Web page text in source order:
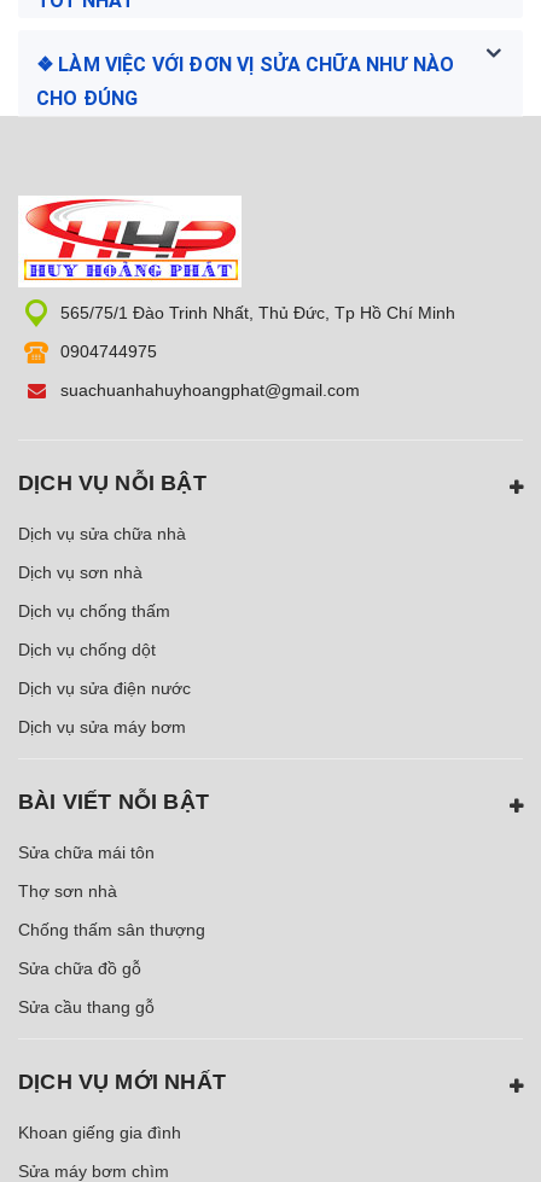
❖ LÀM VIỆC VỚI ĐƠN VỊ SỬA CHỮA NHƯ NÀO
CHO ĐÚNG
565/75/1 Đào Trinh Nhất, Thủ Đức, Tp Hồ Chí Minh
0904744975
suachuanhahuyhoangphat@gmail.com
DỊCH VỤ NỖI BẬT
Dịch vụ sửa chữa nhà
Dịch vụ sơn nhà
Dịch vụ chống thấm
Dịch vụ chống dột
Dịch vụ sửa điện nước
Dịch vụ sửa máy bơm
BÀI VIẾT NỖI BẬT
Sửa chữa mái tôn
Thợ sơn nhà
Chống thấm sân thượng
Sửa chữa đồ gỗ
Sửa cầu thang gỗ
DỊCH VỤ MỚI NHẤT
Khoan giếng gia đình
Sửa máy bơm chìm